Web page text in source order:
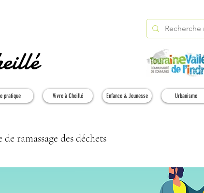
pratique Vivre à Cheillé Enfance & Jeunesse Urbanisme
ramassage des déchets